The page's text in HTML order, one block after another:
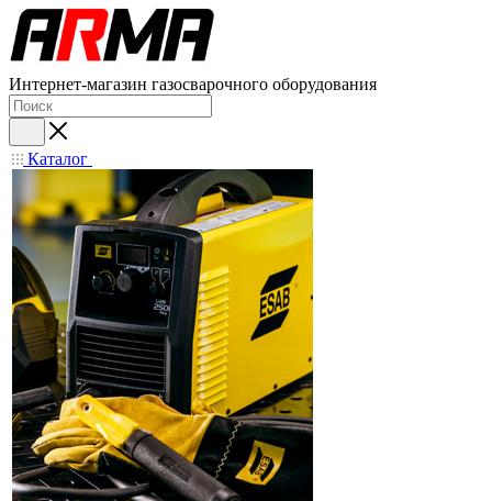
Интернет-магазин газосварочного оборудования
Каталог